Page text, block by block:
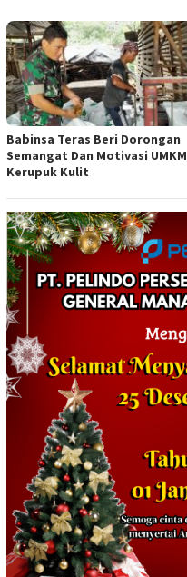
Anggaran
Babinsa Teras Beri Dorongan
Semangat Dan Motivasi UMKM
Kerupuk Kulit